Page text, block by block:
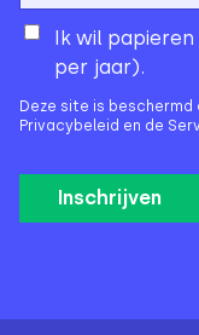
Ik wil
per jaar).
Deze site is beschermd
Privacybeleid en de